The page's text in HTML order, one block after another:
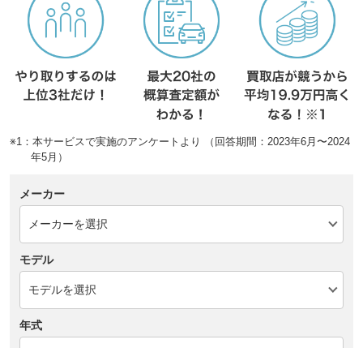
※1：本サービスで実施のアンケートより （回答期間：2023年6月〜2024
年5月）
メーカー
モデル
年式